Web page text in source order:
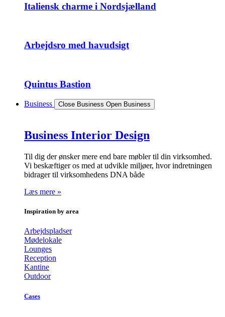
Italiensk charme i Nordsjælland
Arbejdsro med havudsigt
Quintus Bastion
Business Close Business Open Business
Business Interior Design
Til dig der ønsker mere end bare møbler til din virksomhed.
Vi beskæftiger os med at udvikle miljøer, hvor indretningen
bidrager til virksomhedens DNA både
Læs mere »
Inspiration by area
Arbejdspladser
Mødelokale
Lounges
Reception
Kantine
Outdoor
Cases